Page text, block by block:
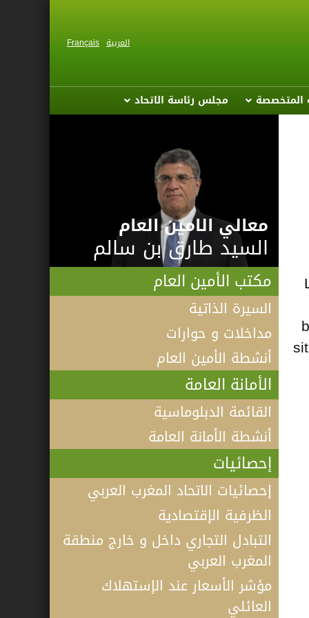
العربية Français
المتخصصة مجلس رئاسة الاتحاد
معالي الامين العام
السيد طارق بن سالم
مكتب الأمين العام
السيرة الذاتية
مداخلات و حوارات
أنشطة الأمين العام
الأمانة العامة
القائمة الدبلوماسية
أنشطة الأمانة العامة
إحصائيات
إحصائيات الاتحاد المغرب العربي
الظرفية الإقتصادية
التبادل التجاري داخل و خارج منطقة
المغرب العربي
مؤشر الأسعار عند الإستهلاك
العائلي
فيديو كلمة الأمين العام لاتحاد المغرب
العربي أ.د الطيب البكوش في الندوة